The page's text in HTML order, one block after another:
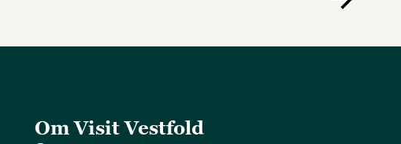
Om Visit Vestfold